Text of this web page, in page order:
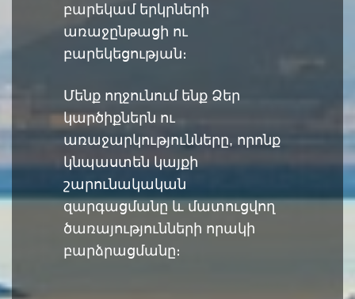
բարեկամ երկրների
առաջընթացի ու
բարեկեցության։
Մենք ողջունում ենք Ձեր
կարծիքներն ու
առաջարկությունները, որոնք
կնպաստեն կայքի
շարունակական
զարգացմանը և մատուցվող
ծառայությունների որակի
բարձրացմանը։